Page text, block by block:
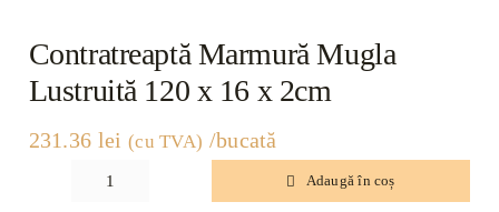
Contratreaptă Marmură Mugla
Lustruită 120 x 16 x 2cm
231.36 lei (cu TVA) /bucată
Cantitate
Adaugă în coș